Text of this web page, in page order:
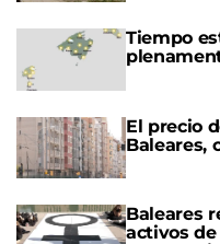
Tiempo
El precio
Baleares,
Baleares
activos